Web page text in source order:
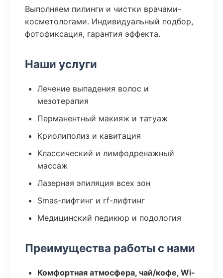
Выполняем пилинги и чистки врачами-
косметологами. Индивидуальный подбор,
фотофиксация, гарантия эффекта.
Наши услуги
Лечение выпадения волос и
мезотерапия
Перманентный макияж и татуаж
Криолиполиз и кавитация
Классический и лимфодренажный
массаж
Лазерная эпиляция всех зон
Smas-лифтинг и rf-лифтинг
Медицинский педикюр и подология
Преимущества работы с нами
Комфортная атмосфера, чай/кофе, Wi-